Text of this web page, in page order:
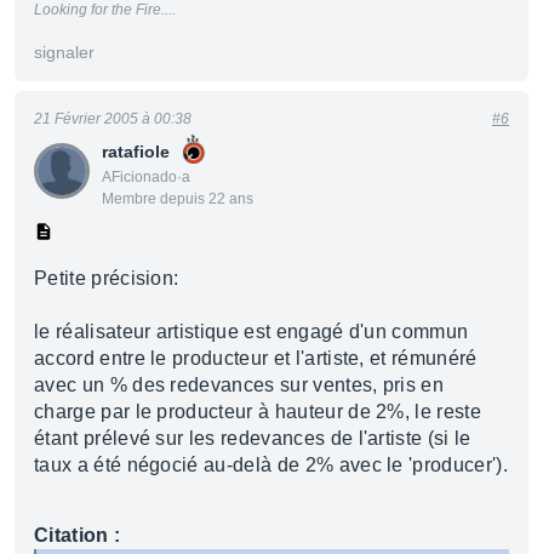
Looking for the Fire....
signaler
ratafiole
AFicionado·a
Membre depuis 22 ans
21 Février 2005 à 00:38 #6
Petite précision:
le réalisateur artistique est engagé d'un commun
accord entre le producteur et l'artiste, et rémunéré
avec un % des redevances sur ventes, pris en
charge par le producteur à hauteur de 2%, le reste
étant prélevé sur les redevances de l'artiste (si le
taux a été négocié au-delà de 2% avec le 'producer').
Citation :